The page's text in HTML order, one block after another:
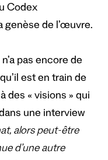
Codex
genèse de l’œuvre.
pas encore de
est en train de
des « visions » qui
une interview
alors peut-être
d’une autre